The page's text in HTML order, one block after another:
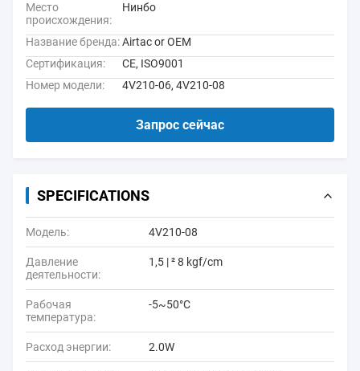
Место
происхождения:
Нинбо
Название бренда:Airtac or OEM
Сертификация:
CE, ISO9001
Номер модели:
4V210-06, 4V210-08
Запрос сейчас
SPECIFICATIONS
Модель: 4V210-08
Давление
деятельности:
1,5 | ² 8 kgf/cm
Рабочая
температура:
-5~50°C
Расход энергии: 2.0W